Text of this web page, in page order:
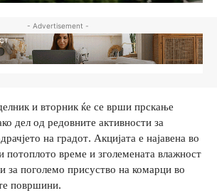
- Advertisement -
и вторник ќе се врши прскање
дел од редовните активности за
на градот. Акцијата е најавена во
потоплото време и зголемената влажност
за поголемо присуство на комарци во
површини.